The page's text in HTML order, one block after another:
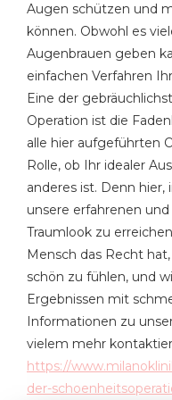
Augen schützen und
können. Obwohl es
Augenbrauen geben
einfachen Verfahren
Eine der
Operation ist die
alle hier aufgeführten
Rolle, ob Ihr idealer
anderes ist. Denn hier,
unsere erfahrenen
Traumlook zu
Mensch das Recht
schön zu fühlen, und
Ergebnissen mit
Informationen zu
vielem mehr
https://
der-